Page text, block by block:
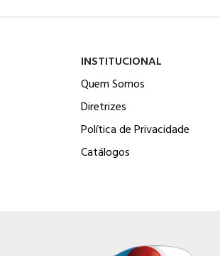
INSTITUCIONAL
Quem Somos
Diretrizes
Política de Privacidade
Catálogos